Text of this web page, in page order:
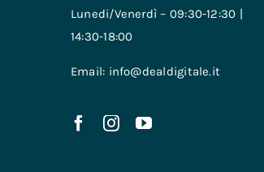
Lunedi/Venerdì – 09:30-12:30 |
14:30-18:00
Email: info@dealdigitale.it